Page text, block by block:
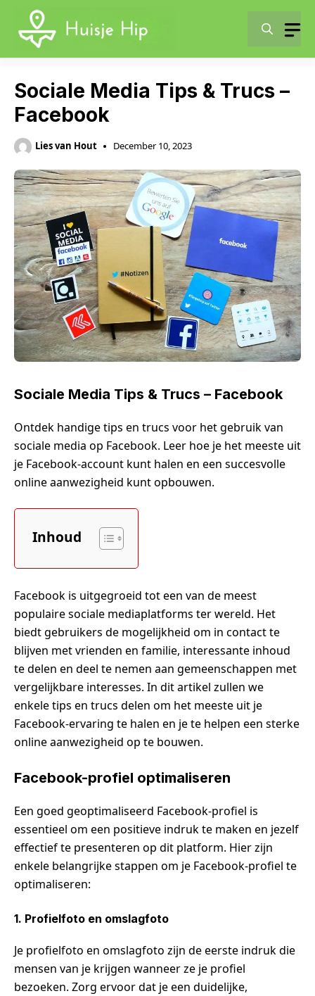
content
Sociale Media Tips & Trucs –
Facebook
Lies van Hout December 10, 2023
Sociale Media Tips & Trucs – Facebook
Ontdek handige tips en trucs voor het gebruik van
sociale media op Facebook. Leer hoe je het meeste uit
je Facebook-account kunt halen en een succesvolle
online aanwezigheid kunt opbouwen.
Inhoud
Facebook is uitgegroeid tot een van de meest
populaire sociale mediaplatforms ter wereld. Het
biedt gebruikers de mogelijkheid om in contact te
blijven met vrienden en familie, interessante inhoud
te delen en deel te nemen aan gemeenschappen met
vergelijkbare interesses. In dit artikel zullen we
enkele tips en trucs delen om het meeste uit je
Facebook-ervaring te halen en je te helpen een sterke
online aanwezigheid op te bouwen.
Facebook-profiel optimaliseren
Een goed geoptimaliseerd Facebook-profiel is
essentieel om een positieve indruk te maken en jezelf
effectief te presenteren op dit platform. Hier zijn
enkele belangrijke stappen om je Facebook-profiel te
optimaliseren:
1. Profielfoto en omslagfoto
Je profielfoto en omslagfoto zijn de eerste indruk die
mensen van je krijgen wanneer ze je profiel
bezoeken. Zorg ervoor dat je een duidelijke,